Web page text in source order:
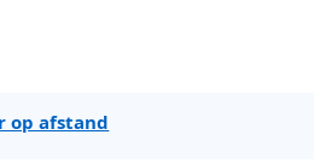
op afstand